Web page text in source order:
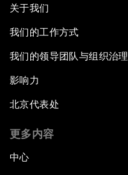
关于我们
我们的工作方式
我们的领导团队与组织治理
影响力
北京代表处
更多内容
中心